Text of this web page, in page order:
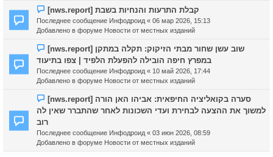
н
и
е
с
о
щ
е
н
и
е
Н
о
в
е
с
щ
е
и
е
[nws.report] קבלת התרעות והנחיות בשבת
Последнее сообщение Инфодроид « 06 мар 2026, 15:13
Добавлено в форуме Новости от местных изданий
Н
о
с
о
б
щ
е
[nws.report] שוב עשן שחור מבתי הזיקוק: תקלה במתקן
במפרץ חיפה הובילה להפעלת הלפיד | צפו בתיעוד
Последнее сообщение Инфодроид « 10 май 2026, 17:44
Добавлено в форуме Новости от местных изданий
Н
о
о
е
с
[nws.report] סערה בקואליציה החיפאית: אביהו האן הורה
למשוך את ההצעה לבחירת ועדי השכונות לאחר שהתברר שאין לה
רוב
Последнее сообщение Инфодроид « 03 июн 2026, 08:59
Добавлено в форуме Новости от местных изданий